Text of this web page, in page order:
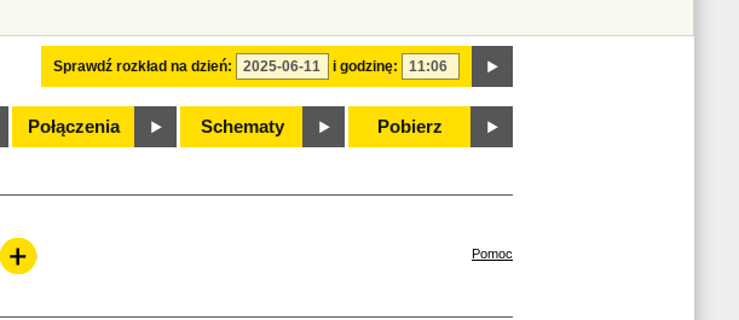
Sprawdź rozkład na dzień: i godzinę:
Połączenia Schematy Pobierz
Pomoc